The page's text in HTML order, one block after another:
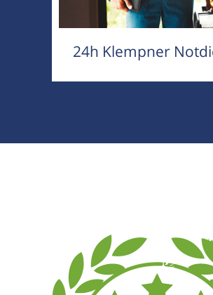
24h Klempner